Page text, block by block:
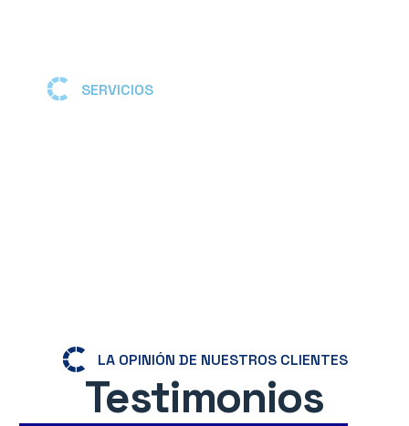
SERVICIOS
LA OPINIÓN DE NUESTROS CLIENTES
Testimonios